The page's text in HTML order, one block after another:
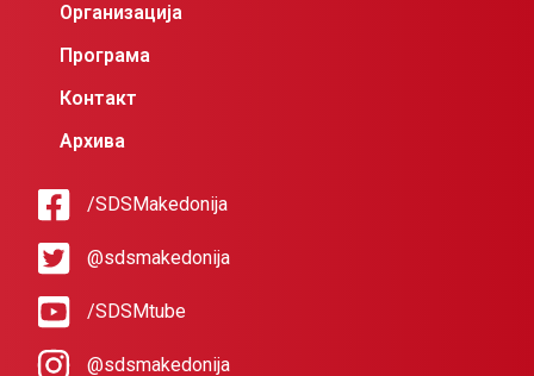
Организација
Програма
Контакт
Архива
/SDSMakedonija
@sdsmakedonija
/SDSMtube
@sdsmakedonija